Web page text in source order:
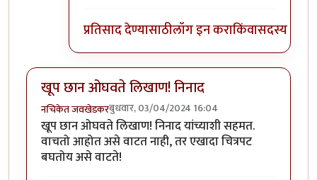
प्रतिसाद देण्यासाठीलॉग इन कराकिंवासदस्य व्हा
खूप छान ओघवते लिखाण! निनाद
नचिकेत जवखेडकरबुधवार, 03/04/2024 16:04
खूप छान ओघवते लिखाण! निनाद यांच्याशी सहमत.
वाचतो आहोत असे वाटत नाही, तर एखादा चित्रपट
बघतोय असे वाटते!